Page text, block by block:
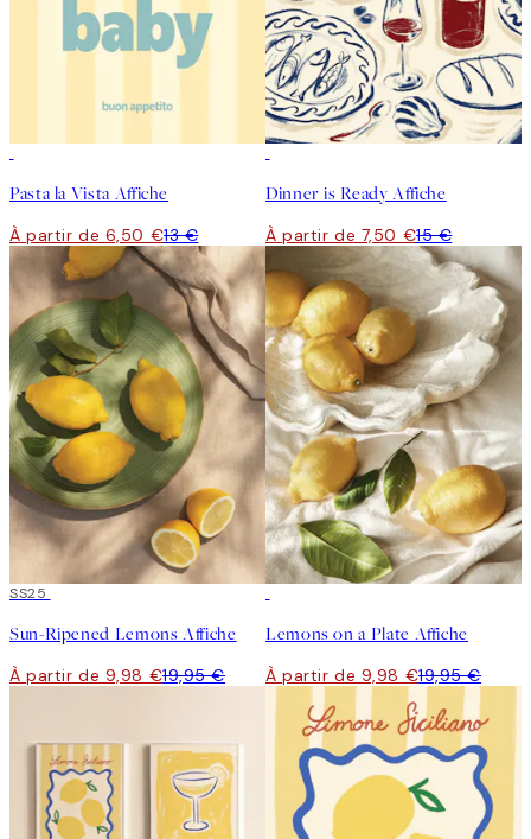
Pasta la Vista Affiche
À partir de 6,50 €13 €
Dinner is Ready Affiche
À partir de 7,50 €15 €
50%*
SS25
Sun-Ripened Lemons Affiche
À partir de 9,98 €19,95 €
Lemons on a Plate Affiche
À partir de 9,98 €19,95 €